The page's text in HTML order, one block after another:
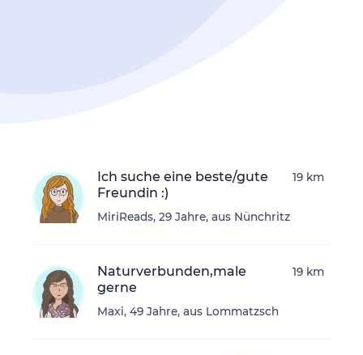
Ich suche eine beste/gute
Freundin :)
MiriReads, 29 Jahre, aus Nünchritz
19 km
Naturverbunden,male
gerne
Maxi, 49 Jahre, aus Lommatzsch
19 km